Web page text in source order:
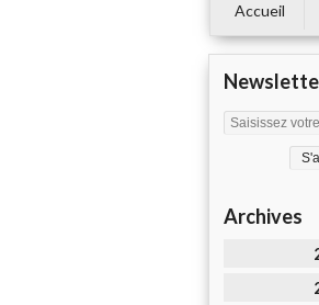
Accueil
Archives